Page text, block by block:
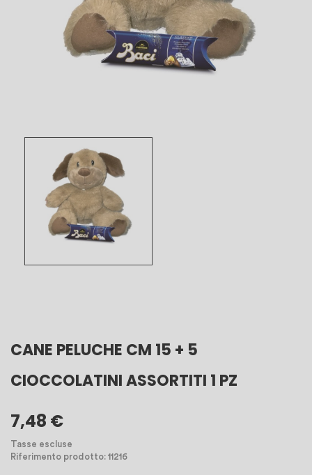
CANE PELUCHE CM 15 + 5
CIOCCOLATINI ASSORTITI 1 PZ
7,48 €
Tasse escluse
Riferimento prodotto: 11216